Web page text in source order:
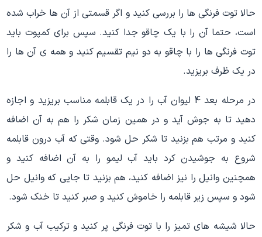
حالا توت فرنگی ها را بررسی کنید و اگر قسمتی از آن ها خراب شده
است، حتما آن را با یک چاقو جدا کنید. سپس برای کمپوت باید
توت فرنگی ها را با چاقو به دو نیم تقسیم کنید و همه ی آن ها را
در یک ظرف بریزید.
در مرحله بعد 4 لیوان آب را در یک قابلمه مناسب بریزید و اجازه
دهید تا به جوش آید و در همین زمان شکر را هم به آن اضافه
کنید و مرتب هم بزنید تا شکر حل شود. وقتی که آب درون قابلمه
شروع به جوشیدن کرد باید آب لیمو را به آن اضافه کنید و
همچنین وانیل را نیز اضافه کنید، هم بزنید تا جایی که وانیل حل
شود و سپس زیر قابلمه را خاموش کنید و صبر کنید تا خنک شود.
حالا شیشه های تمیز را با توت فرنگی پر کنید و ترکیب آب و شکر